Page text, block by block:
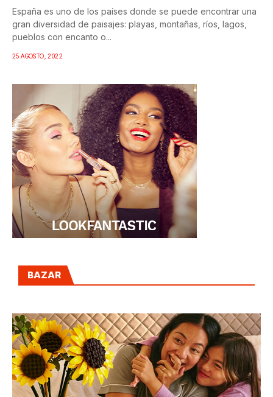
España es uno de los países donde se puede encontrar una
gran diversidad de paisajes: playas, montañas, ríos, lagos,
pueblos con encanto o...
25 AGOSTO, 2022
BAZAR